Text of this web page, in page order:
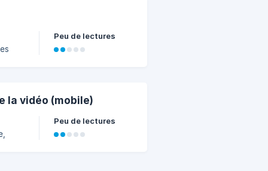
Peu de lectures
la vidéo (mobile)
Peu de lectures